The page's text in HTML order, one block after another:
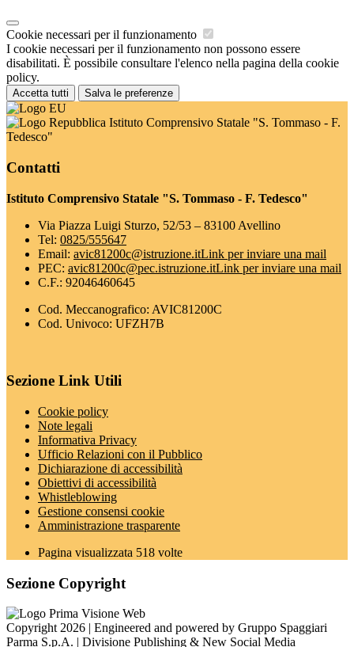
Cookie necessari per il funzionamento
I cookie necessari per il funzionamento non possono essere
disabilitati. È possibile consultare l'elenco nella pagina della cookie
policy.
Accetta tutti Salva le preferenze
Istituto Comprensivo Statale "S. Tommaso - F.
Tedesco"
Contatti
Istituto Comprensivo Statale "S. Tommaso - F. Tedesco"
Via Piazza Luigi Sturzo, 52/53 – 83100 Avellino
Tel: 0825/555647
Email: avic81200c@istruzione.itLink per inviare una mail
PEC: avic81200c@pec.istruzione.itLink per inviare una mail
C.F.: 92046460645
Cod. Meccanografico: AVIC81200C
Cod. Univoco: UFZH7B
Sezione Link Utili
Cookie policy
Note legali
Informativa Privacy
Ufficio Relazioni con il Pubblico
Dichiarazione di accessibilità
Obiettivi di accessibilità
Whistleblowing
Gestione consensi cookie
Amministrazione trasparente
Pagina visualizzata 518 volte
Sezione Copyright
Copyright 2026 | Engineered and powered by Gruppo Spaggiari
Parma S.p.A. | Divisione Publishing & New Social Media